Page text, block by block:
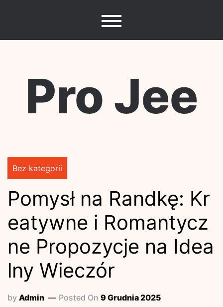
Pro Jee
Bez kategorii
Pomysł na Randkę: Kr
eatywne i Romantycz
ne Propozycje na Idea
lny Wieczór
by Admin Posted On 9 Grudnia 2025